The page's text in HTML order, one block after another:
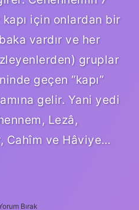
kapı için onlardan bir
vardır ve her
gruplar
geçen “kapı”
gelir. Yani yedi
Lezâ,
Cahîm ve Hâviye…
Bırak